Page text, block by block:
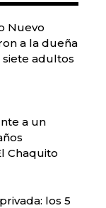
Nuevo
a la dueña
adultos
a un
Chaquito
los 5